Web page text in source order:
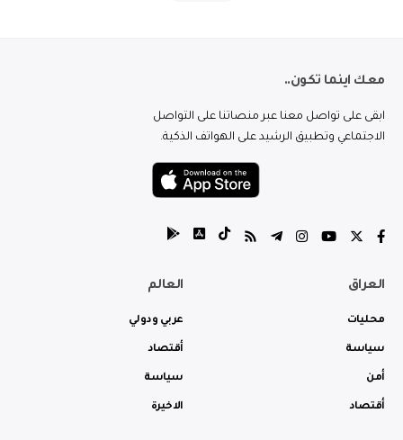
معك اينما تكون..
ابقى على تواصل معنا عبر منصاتنا على التواصل
الاجتماعي وتطبيق الرشيد على الهواتف الذكية.
العراق
محليات
سياسة
أمن
أقتصاد
العالم
عربي ودولي
أقتصاد
سياسة
الاخيرة